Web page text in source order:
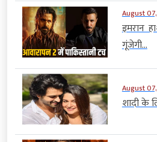
August
इमरान
गूंजेगी...
August
शादी के